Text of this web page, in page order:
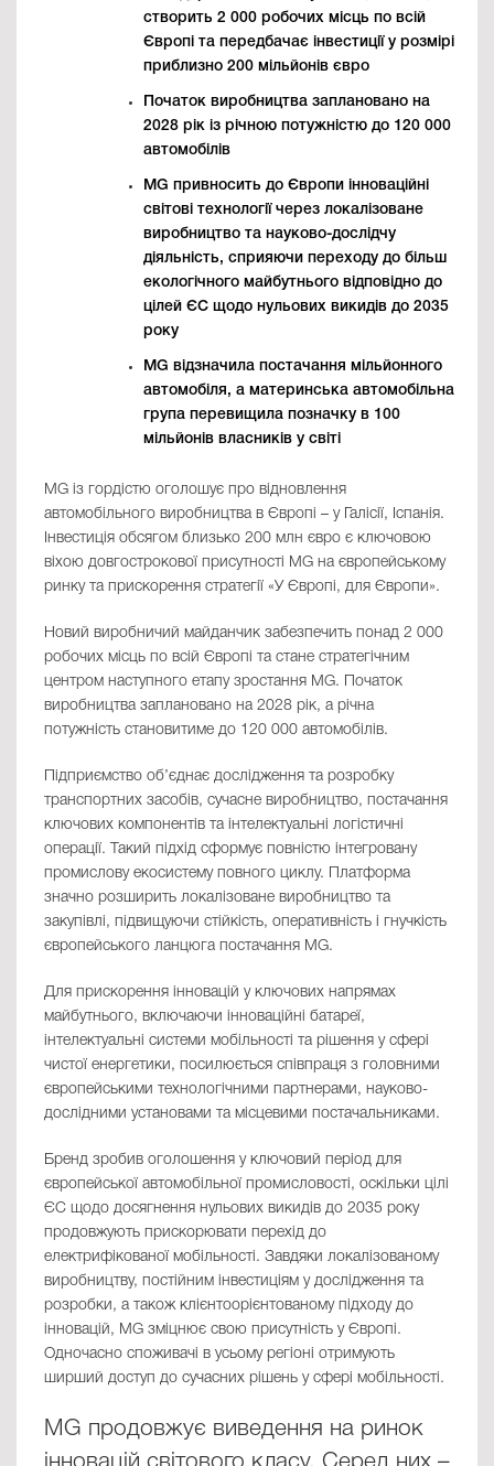
створить 2 000 робочих місць по всій
Європі та передбачає інвестиції у розмірі
приблизно 200 мільйонів євро
Початок виробництва заплановано на
2028 рік із річною потужністю до 120 000
автомобілів
MG привносить до Європи інноваційні
світові технології через локалізоване
виробництво та науково-дослідчу
діяльність, сприяючи переходу до більш
екологічного майбутнього відповідно до
цілей ЄС щодо нульових викидів до 2035
року
MG відзначила постачання мільйонного
автомобіля, а материнська автомобільна
група перевищила позначку в 100
мільйонів власників у світі
MG із гордістю оголошує про відновлення
автомобільного виробництва в Європі – у Галісії, Іспанія.
Інвестиція обсягом близько 200 млн євро є ключовою
віхою довгострокової присутності MG на європейському
ринку та прискорення стратегії «У Європі, для Європи».
Новий виробничий майданчик забезпечить понад 2 000
робочих місць по всій Європі та стане стратегічним
центром наступного етапу зростання MG. Початок
виробництва заплановано на 2028 рік, а річна
потужність становитиме до 120 000 автомобілів.
Підприємство об’єднає дослідження та розробку
транспортних засобів, сучасне виробництво, постачання
ключових компонентів та інтелектуальні логістичні
операції. Такий підхід сформує повністю інтегровану
промислову екосистему повного циклу. Платформа
значно розширить локалізоване виробництво та
закупівлі, підвищуючи стійкість, оперативність і гнучкість
європейського ланцюга постачання MG.
Для прискорення інновацій у ключових напрямах
майбутнього, включаючи інноваційні батареї,
інтелектуальні системи мобільності та рішення у сфері
чистої енергетики, посилюється співпраця з головними
європейськими технологічними партнерами, науково-
дослідними установами та місцевими постачальниками.
Бренд зробив оголошення у ключовий період для
європейської автомобільної промисловості, оскільки цілі
ЄС щодо досягнення нульових викидів до 2035 року
продовжують прискорювати перехід до
електрифікованої мобільності. Завдяки локалізованому
виробництву, постійним інвестиціям у дослідження та
розробки, а також клієнтоорієнтованому підходу до
інновацій, MG зміцнює свою присутність у Європі.
Одночасно споживачі в усьому регіоні отримують
ширший доступ до сучасних рішень у сфері мобільності.
MG продовжує виведення на ринок